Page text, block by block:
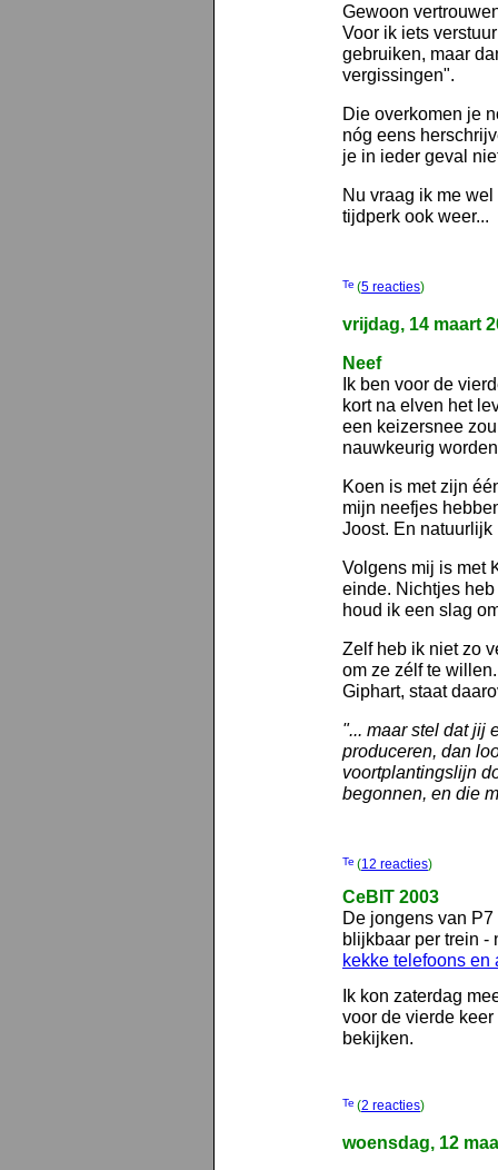
Gewoon
Voor ik iets
gebruiken, maar
vergissingen".
Die overkomen je
nóg eens
je in ieder geval
Nu vraag ik me
tijdperk ook weer...
(5 reacties)
vrijdag, 14 maart
Neef
Ik ben voor de
kort na elven het
een keizersnee
nauwkeurig
Koen is met zijn
mijn neefjes
Joost. En natuurlijk
Volgens mij is met
einde. Nichtjes
houd ik een slag
Zelf heb ik niet zo
om ze zélf te
Giphart, staat
"... maar stel dat jij
produceren, dan
voortplantingslijn
begonnen, en die
(12 reacties)
CeBIT 2003
De jongens van
blijkbaar per trein
kekke telefoons en
Ik kon zaterdag
voor de vierde
bekijken.
(2 reacties)
woensdag, 12